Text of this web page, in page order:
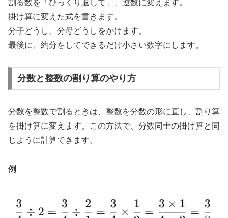
割る数を「ひっくり返して」、逆数​に変えます。
掛け算に変えた式を書きます。
分子どうし、分母どうしをかけます。
最後に、約分をしてできるだけ小さい数字にします。
分数と整数の割り算のやり方
分数を整数で割るときは、整数を分数の形に直し、割り算
を掛け算に変えます。この方法で、分数同士の掛け算と同
じように計算できます。
例